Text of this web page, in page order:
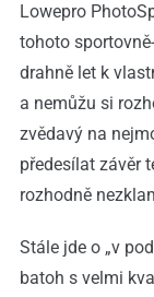
Lowepro
tohoto
drahně let k
a nemůžu si
zvědavý na
předesílat závěr
rozhodně
Stále jde o „v
batoh s velmi